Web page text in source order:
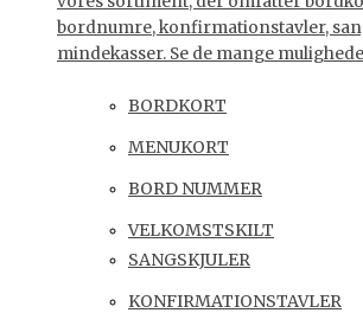
bordnumre, konfirmationstavler,
mindekasser. Se de mange
BORDKORT
MENUKORT
BORD NUMMER
VELKOMSTSKILT
SANGSKJULER
KONFIRMATIONSTAVLER